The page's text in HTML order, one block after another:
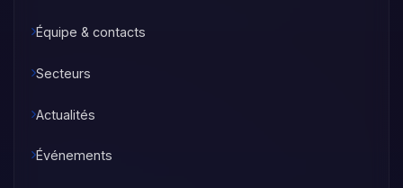
Équipe & contacts
Secteurs
Actualités
Événements